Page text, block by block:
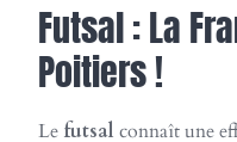
Futsal : La
Poitiers !
Le futsal connaît une